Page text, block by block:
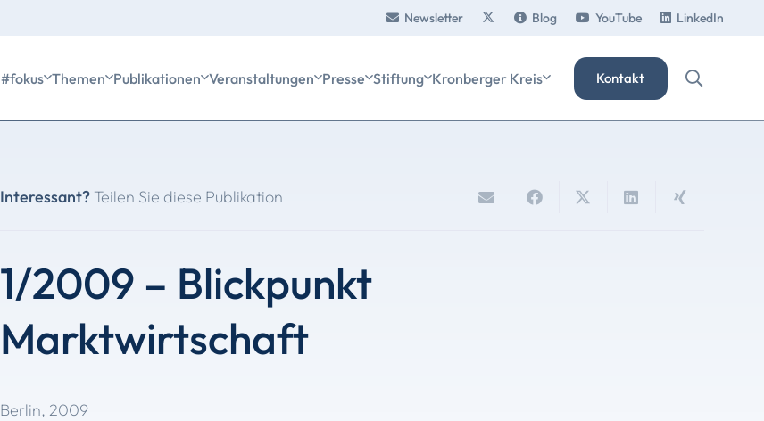
Newsletter Blog YouTube LinkedIn
#fokus Themen Publikationen Veranstaltungen Presse Stiftung Kronberger Kreis Kontakt
Interessant? Teilen Sie diese Publikation
1/2009 – Blickpunkt
Marktwirtschaft
Berlin, 2009